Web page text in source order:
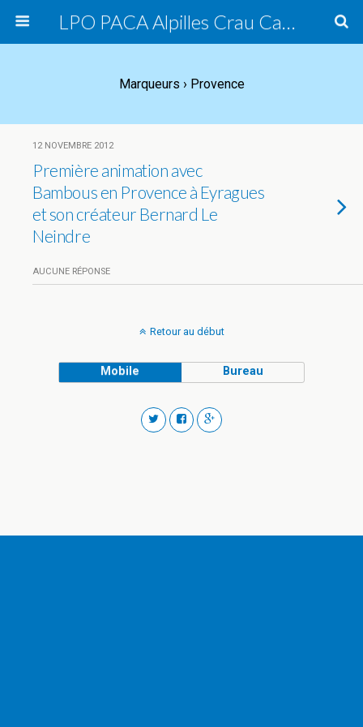
LPO PACA Alpilles Crau Camargue, groupe local
Marqueurs › Provence
12 NOVEMBRE 2012
Première animation avec
Bambous en Provence à Eyragues
et son créateur Bernard Le
Neindre
AUCUNE RÉPONSE
Retour au début
Mobile Bureau